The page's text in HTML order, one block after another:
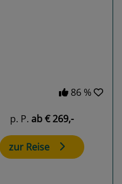
86 %
p. P. ab€ 269,-
zur Reise